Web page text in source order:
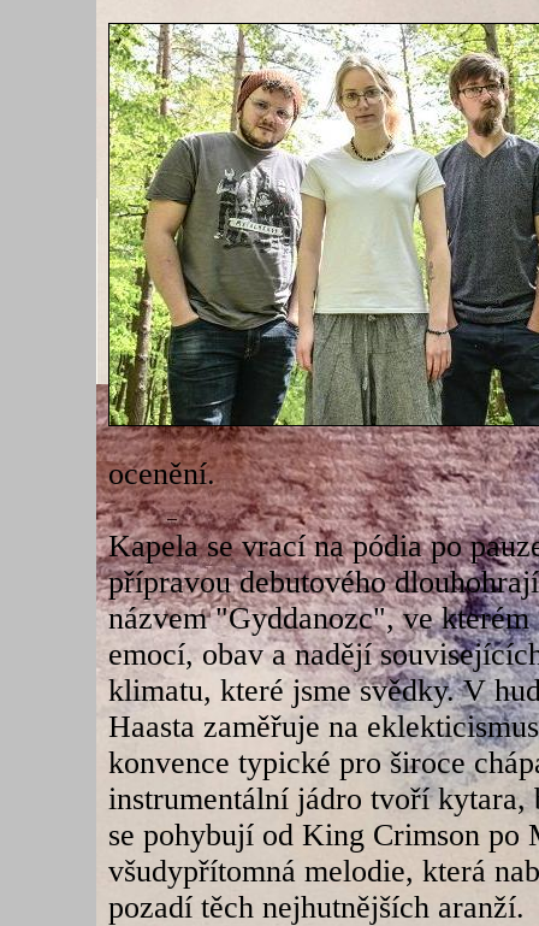
ocenění.
Kapela se vrací na pódia po
přípravou debutového
názvem "Gyddanozc", ve
emocí, obav a nadějí
klimatu, které jsme svědky. V
Haasta zaměřuje na
konvence typické pro široce
instrumentální jádro tvoří kytara,
se pohybují od King Crimson po
všudypřítomná melodie, která
pozadí těch nejhutnějších aranží.